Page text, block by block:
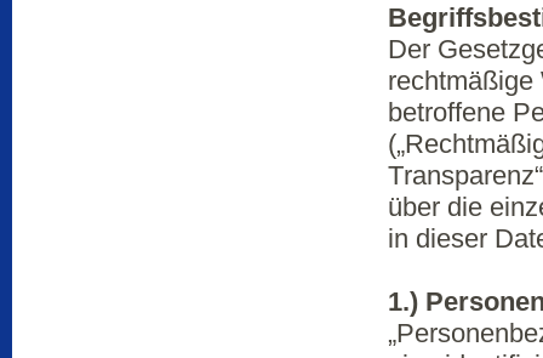
Der
rechtmäßige
betroffene
über die
in dieser
1.)